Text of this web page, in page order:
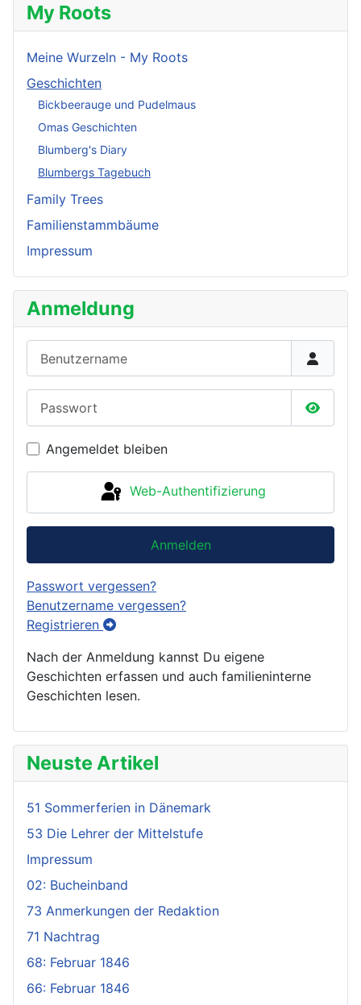
My Roots
Meine Wurzeln - My Roots
Geschichten
Bickbeerauge und Pudelmaus
Omas Geschichten
Blumberg's Diary
Blumbergs Tagebuch
Family Trees
Familienstammbäume
Impressum
Anmeldung
Angemeldet bleiben
Web-Authentifizierung
Anmelden
Passwort vergessen?
Benutzername vergessen?
Registrieren
Nach der Anmeldung kannst Du eigene
Geschichten erfassen und auch familien­interne
Geschichten lesen.
Neuste Artikel
51 Sommerferien in Dänemark
53 Die Lehrer der Mittelstufe
Impressum
02: Bucheinband
73 Anmerkungen der Redaktion
71 Nachtrag
68: Februar 1846
66: Februar 1846